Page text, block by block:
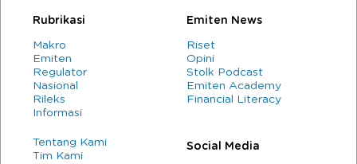
Rubrikasi
Makro
Emiten
Regulator
Nasional
Rileks
Informasi
Emiten News
Riset
Opini
Stolk Podcast
Emiten Academy
Financial Literacy
Tentang Kami
Tim Kami
Social Media